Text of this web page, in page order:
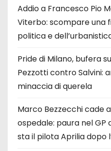
Addio a Francesco Pio
Viterbo: scompare una
politica e
Pride di Milano, bufera
Pezzotti contro Salvini:
minaccia di querela
Marco Bezzecchi cade
ospedale: paura nel GP
sta il pilota Aprilia dopo